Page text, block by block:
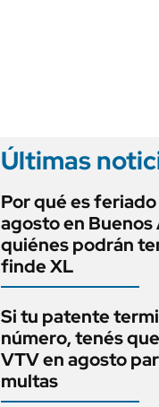
Últimas
Por qué es feriado
agosto en Buenos
quiénes podrán
finde XL
Si tu patente
número, tenés
VTV en agosto
multas